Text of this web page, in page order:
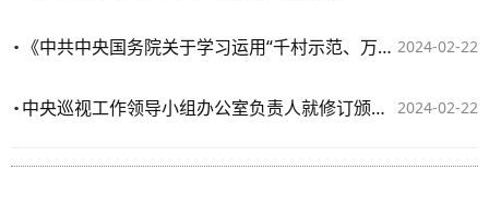
2024-02-22
《中共中央国务院关于学习运用“千村示范、万村整治”工程经验有力有效推进乡村全面振兴的意见》单行本出版
2024-02-22
中央巡视工作领导小组办公室负责人就修订颁布《中国共产党巡视工作条例》答记者问